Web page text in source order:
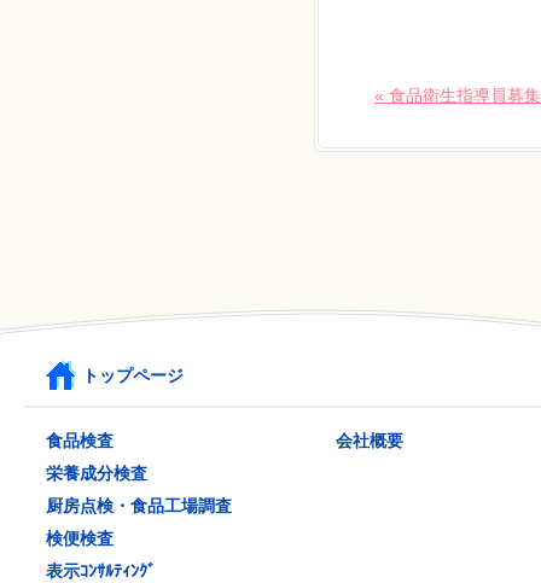
« 食品衛生指導員募
トップページ
食品検査
栄養成分検査
厨房点検・食品工場調査
検便検査
表示ｺﾝｻﾙﾃｨﾝｸﾞ
会社概要